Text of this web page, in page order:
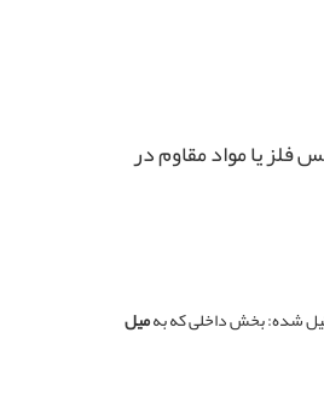
فلز یا مواد مقاوم در
شده: بخش داخلی که بهمیل